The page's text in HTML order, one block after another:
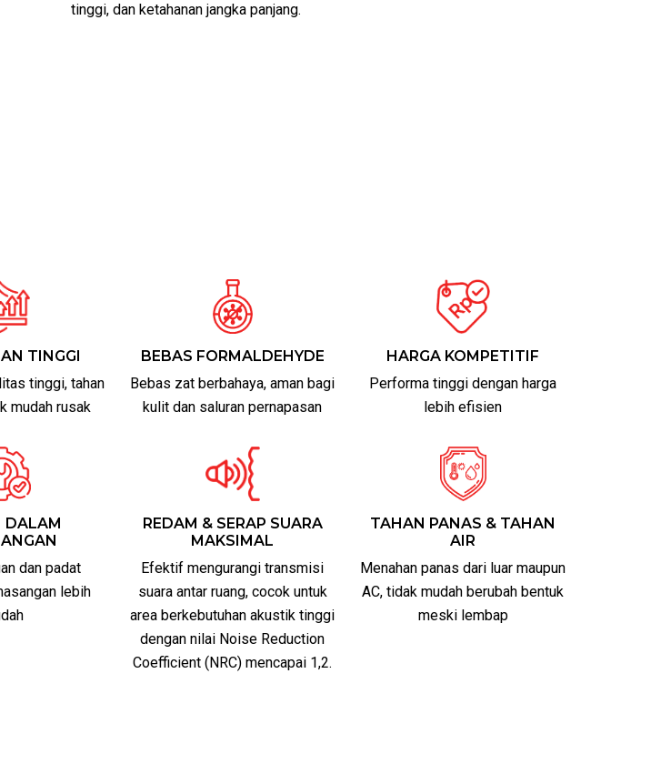
tinggi, dan ketahanan jangka panjang.
TINGGI
tinggi, tahan
mudah rusak
BEBAS FORMALDEHYDE
Bebas zat berbahaya, aman bagi
kulit dan saluran pernapasan
HARGA KOMPETITIF
Performa tinggi dengan harga
lebih efisien
DALAM
dan padat
lebih
REDAM & SERAP SUARA
MAKSIMAL
Efektif mengurangi transmisi
suara antar ruang, cocok untuk
area berkebutuhan akustik tinggi
dengan nilai Noise Reduction
Coefficient (NRC) mencapai 1,2.
TAHAN PANAS & TAHAN
AIR
Menahan panas dari luar maupun
AC, tidak mudah berubah bentuk
meski lembap